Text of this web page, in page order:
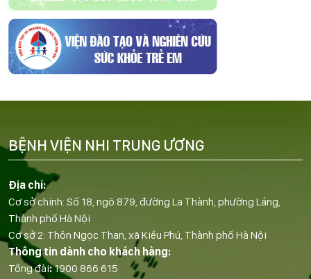
Địa chỉ:
Cơ sở chính: Số 18, ngõ 879, đường La Thành, phường Láng,
Thành phố Hà Nội
Cơ sở 2: Thôn Ngọc Than, xã Kiều Phú, Thành phố Hà Nội
Thông tin dành cho khách hàng:
Tổng đài:1900 866 615
BỆNH VIỆN NHI TRUNG ƯƠNG